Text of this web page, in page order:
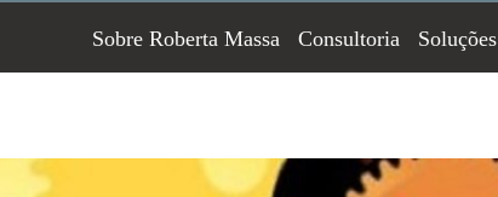
Sobre Roberta Massa Consultoria Soluções